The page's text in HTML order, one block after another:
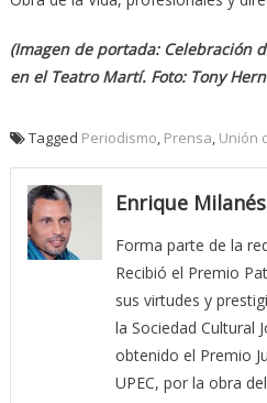
(Imagen de portada: Celebración
en el Teatro Martí. Foto: Tony
Tagged Periodismo, Prensa, Unión
Enrique
Forma parte de la
Recibió el Premio
sus virtudes y
la Sociedad Cultural
obtenido el Premio
UPEC, por la obra